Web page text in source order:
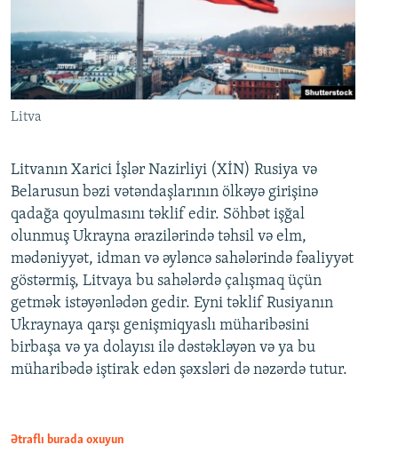
Litva
Litvanın Xarici İşlər Nazirliyi (XİN) Rusiya və
Belarusun bəzi vətəndaşlarının ölkəyə girişinə
qadağa qoyulmasını təklif edir. Söhbət işğal
olunmuş Ukrayna ərazilərində təhsil və elm,
mədəniyyət, idman və əyləncə sahələrində fəaliyyət
göstərmiş, Litvaya bu sahələrdə çalışmaq üçün
getmək istəyənlədən gedir. Eyni təklif Rusiyanın
Ukraynaya qarşı genişmiqyaslı müharibəsini
birbaşa və ya dolayısı ilə dəstəkləyən və ya bu
müharibədə iştirak edən şəxsləri də nəzərdə tutur.
Ətraflı burada oxuyun